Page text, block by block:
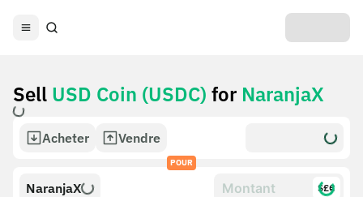
Sell USD Coin (USDC) for NaranjaX
Acheter Vendre
POUR
NaranjaX $£€